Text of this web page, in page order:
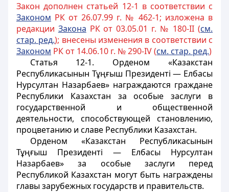
Закон дополнен статьей 12-1 в соответствии с
Законом РК от 26.07.99 г. № 462-1; изложена в
редакции Закона РК от 03.05.01 г. № 180-II (см.
стар. ред.); внесены изменения в соответствии с
Законом РК от 14.06.10 г. № 290-IV (см. стар. ред.)
Статья 12-1. Орденом «Казакстан
Республикасынын Тұңғыш Президенті — Елбасы
Нурсултан Назарбаев» награждаются граждане
Республики Казахстан за особые заслуги в
государственной и общественной
деятельности, способствующей становлению,
процветанию и славе Республики Казахстан.
Орденом «Казакстан Республикасынын
Тұңғыш Президенті — Елбасы Нурсултан
Назарбаев» за особые заслуги перед
Республикой Казахстан могут быть награждены
главы зарубежных государств и правительств.